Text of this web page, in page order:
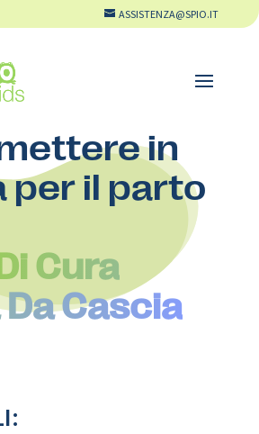
ASSISTENZA@SPIO.IT
in
per il parto
Cura
Cascia